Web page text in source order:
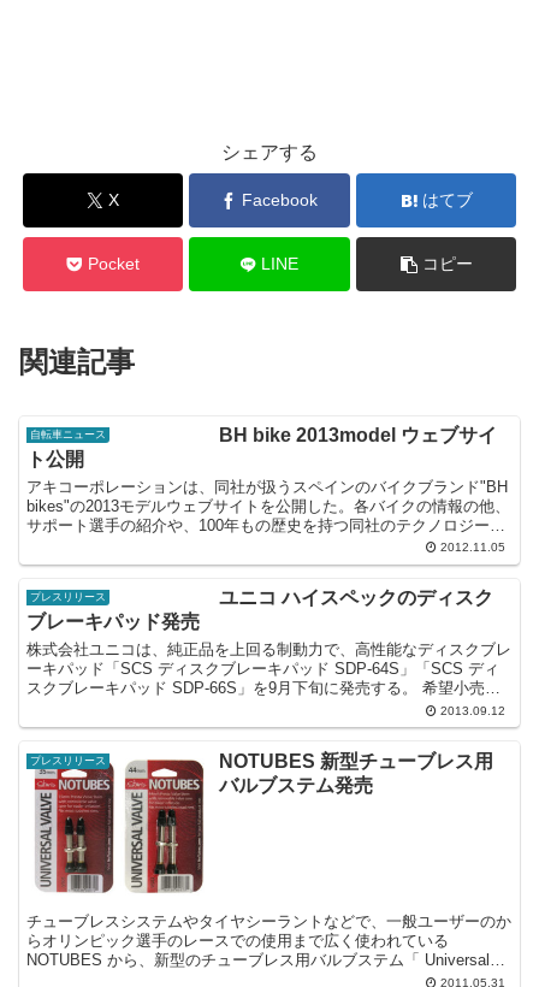
シェアする
X Facebook はてブ
Pocket LINE コピー
関連記事
自転車ニュース
BH bike 2013model ウェブサイ
ト公開
アキコーポレーションは、同社が扱うスペインのバイクブランド"BH
bikes"の2013モデルウェブサイトを公開した。各バイクの情報の他、
サポート選手の紹介や、100年もの歴史を持つ同社のテクノロジーを
2012.11.05
プレスリリース
ユニコ ハイスペックのディスク
ブレーキパッド発売
株式会社ユニコは、純正品を上回る制動力で、高性能なディスクブレ
ーキパッド「SCS ディスクブレーキパッド SDP-64S」「SCS ディ
スクブレーキパッド SDP-66S」を9月下旬に発売する。 希望小売価
2013.09.12
プレスリリース
NOTUBES 新型チューブレス用
バルブステム発売
チューブレスシステムやタイヤシーラントなどで、一般ユーザーのか
らオリンピック選手のレースでの使用まで広く使われている
NOTUBES から、新型のチューブレス用バルブステム「 Universal
2011.05.31